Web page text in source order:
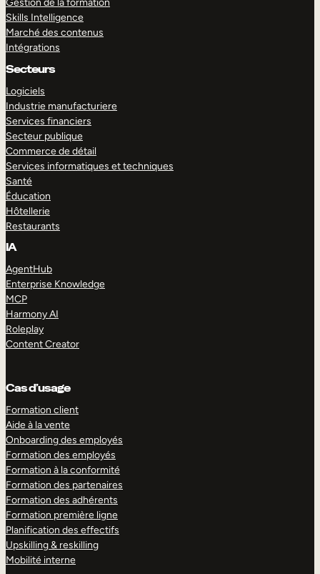
Gestion de la formation
Skills Intelligence
Marché des contenus
Intégrations
Secteurs
Logiciels
Industrie manufacturiere
Services financiers
Secteur publique
Commerce de détail
Services informatiques et techniques
Santé
Éducation
Hôtellerie
Restaurants
IA
AgentHub
Enterprise Knowledge
MCP
Harmony AI
Roleplay
Content Creator
Cas d’usage
Formation client
Aide à la vente
Onboarding des employés
Formation des employés
Formation à la conformité
Formation des partenaires
Formation des adhérents
Formation première ligne
Planification des effectifs
Upskilling & reskilling
Mobilité interne